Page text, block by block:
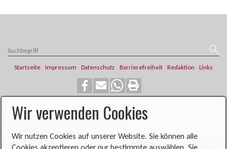
Startseite Impressum Datenschutz Barrierefreiheit Redaktion Links
​​​​Katholische Pfarrei St. Franziskus
Steinweg 6
46419 Isselburg
Wir verwenden Cookies
Wir nutzen Cookies auf unserer Website. Sie können alle